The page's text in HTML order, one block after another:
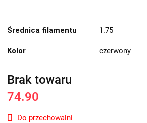
Średnica filamentu 1.75
Kolor czerwony
Brak towaru
74.90
Do przechowalni